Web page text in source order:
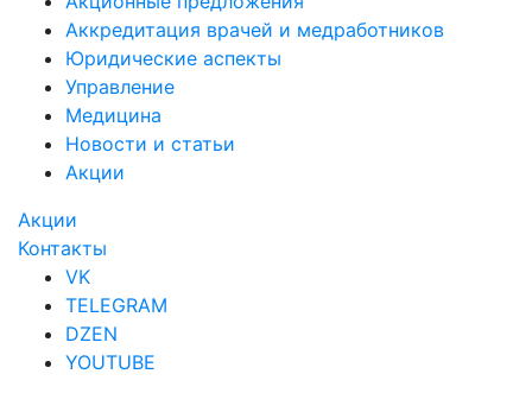
Аккредитация врачей и медработников
Юридические аспекты
Управление
Медицина
Новости и статьи
Акции
Акции
Контакты
VK
TELEGRAM
DZEN
YOUTUBE